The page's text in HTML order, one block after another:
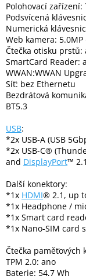
OEM
Sestavy
počítačů
Inpraise
Kamerové
systémy
MILESIGHT
Přihlášení
Polohovací zařízení:
Podsvícená
Numerická
Web kamera:
Čtečka otisku prstů:
SmartCard Reader:
WWAN:WWAN
Síť: bez Ethernetu
Bezdrátová
BT5.3
USB:
*2x USB-A (USB
*2x USB-C®
and DisplayPort™ 2.1
Další konektory:
*1x HDMI® 2.1, up
*1x Headphone /
*1x Smart card
*1x Nano-SIM card
Čtečka paměťových
TPM 2.0: ano
Baterie: 54,7 Wh